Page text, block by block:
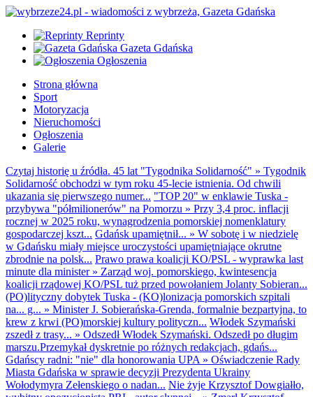
Reprinty
Gazeta Gdańska
Ogłoszenia
Strona główna
Sport
Motoryzacja
Nieruchomości
Ogłoszenia
Galerie
Czytaj historię u źródła. 45 lat "Tygodnika Solidarność" » Tygodnik
Solidarność obchodzi w tym roku 45-lecie istnienia. Od chwili
ukazania się pierwszego numer... "TOP 20" w enklawie Tuska -
przybywa "półmilionerów" na Pomorzu » Przy 3,4 proc. inflacji
rocznej w 2025 roku, wynagrodzenia pomorskiej nomenklatury
gospodarczej kszt... Gdańsk upamiętnił... » W sobotę i w niedzielę
w Gdańsku miały miejsce uroczystości upamiętniające okrutne
zbrodnie na polsk... Prawo prawa koalicji KO/PSL - wyprawka last
minute dla minister» Zarząd woj. pomorskiego, kwintesencja
koalicji rządowej KO/PSL tuż przed powołaniem Jolanty Sobieran...
(PO)lityczny dobytek Tuska - (KO)lonizacja pomorskich szpitali
na... g... » Minister J. Sobierańska-Grenda, formalnie bezpartyjna, to
krew z krwi (PO)morskiej kultury polityczn... Włodek Szymański
zszedł z trasy... » Odszedł Włodek Szymański. Odszedł po długim
marszu.Przemykał dyskretnie po różnych redakcjach, gdańs...
Gdańscy radni: "nie" dla honorowania UPA » Oświadczenie Rady
Miasta Gdańska w sprawie decyzji Prezydenta Ukrainy
Wołodymyra Zełenskiego o nadan... Nie żyje Krzysztof Dowgiałło,